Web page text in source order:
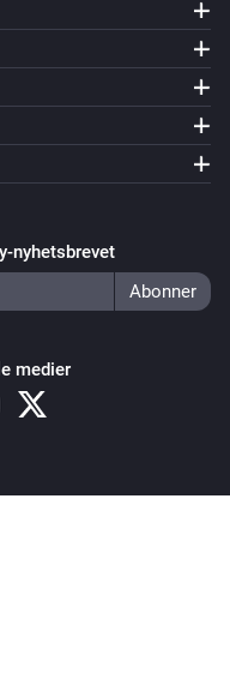
nyhetsbrevet
medier